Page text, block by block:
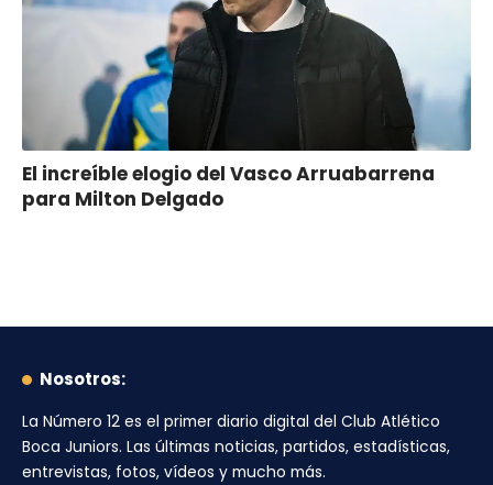
El increíble elogio del Vasco Arruabarrena
para Milton Delgado
Nosotros:
La Número 12 es el primer diario digital del Club Atlético
Boca Juniors. Las últimas noticias, partidos, estadísticas,
entrevistas, fotos, vídeos y mucho más.